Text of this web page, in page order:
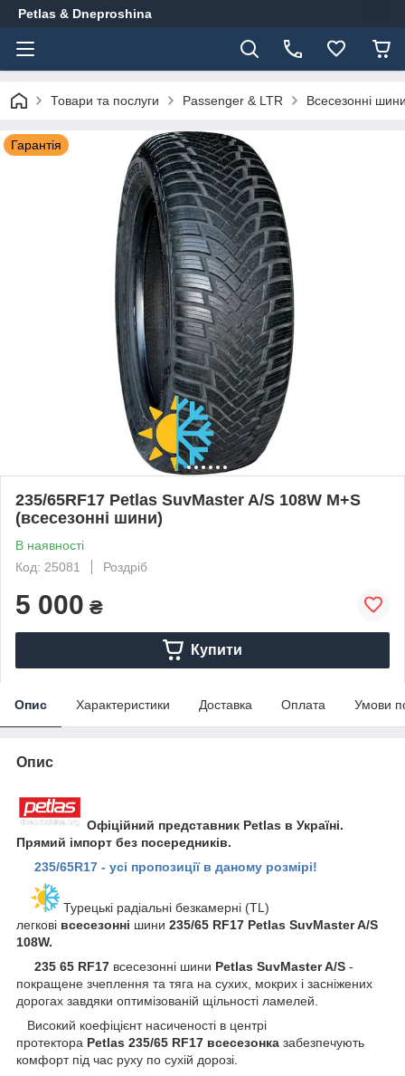
Petlas & Dneproshina
Товари та послуги Passenger & LTR Всесезонні
Гарантія
235/65RF17 Petlas SuvMaster A/S 108W M+S
(всесезонні шини)
В наявності
Код: 25081
Роздріб
5 000 ₴
Купити
Опис Характеристики Доставка Оплата Умови
Опис
Офіційний представник Petlas в Україні.
Прямий імпорт без посередників.
235/65R17 - усі пропозиції в даному розмірі!
Турецькі радіальні безкамерні (TL)
легкові всесезонні шини 235/65 RF17 Petlas SuvMaster A/S
108W.
235 65 RF17 всесезонні шини Petlas SuvMaster A/S -
покращене зчеплення та тяга на сухих, мокрих і засніжених
дорогах завдяки оптимізованій щільності ламелей.
Високий коефіцієнт насиченості в центрі
протектора Petlas 235/65 RF17 всесезонка забезпечують
комфорт під час руху по сухій дорозі.